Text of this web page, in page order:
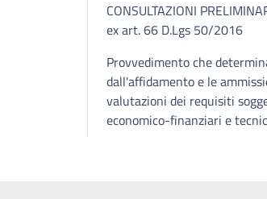
CONSULTAZIONI
ex art. 66 D.Lgs 50/2016
Provvedimento che
dall'affidamento e le
valutazioni dei requisiti
economico-finanziari e